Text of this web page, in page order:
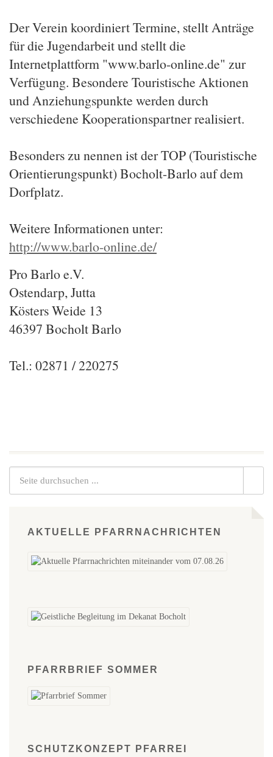
Der Verein koordiniert Termine, stellt Anträge
für die Jugendarbeit und stellt die
Internetplattform "www.barlo-online.de" zur
Verfügung. Besondere Touristische Aktionen
und Anziehungspunkte werden durch
verschiedene Kooperationspartner realisiert.
Besonders zu nennen ist der TOP (Touristische
Orientierungspunkt) Bocholt-Barlo auf dem
Dorfplatz.
Weitere Informationen unter:
http://www.barlo-online.de/
Pro Barlo e.V.
Ostendarp, Jutta
Kösters Weide 13
46397 Bocholt Barlo
Tel.: 02871 / 220275
AKTUELLE PFARRNACHRICHTEN
PFARRBRIEF SOMMER
SCHUTZKONZEPT PFARREI